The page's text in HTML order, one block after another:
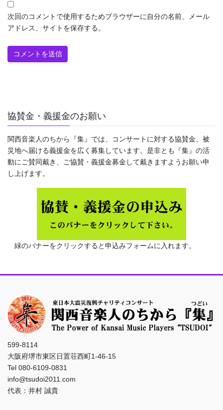
次回のコメントで使用するためブラウザーに自分の名前、メール
アドレス、サイトを保存する。
協賛金・義援金のお願い
関西音楽人のちから『集』では、コンサートに対する協賛金、被
災地へ届ける義援金を広く募集しています。是非とも『集』の活
動にご賛同戴き、ご協賛・義援金募金して戴きますようお願い申
し上げます。
緑のバナーをクリックすると申込みフォームに入れます。
599-8114
大阪府堺市東区日置荘西町1-46-15
Tel 080-6109-0831
info@tsudoi2011.com
代表：井村 誠貴